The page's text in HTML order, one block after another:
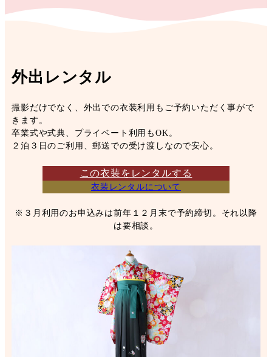
外出レンタル
撮影だけでなく、外出での衣装利用もご予約いただく事がで
きます。
卒業式や式典、プライベート利用もOK。
２泊３日のご利用、郵送での受け渡しなので安心。
この衣装をレンタルする
衣装レンタルについて
※３月利用のお申込みは前年１２月末で予約締切。それ以降
は要相談。